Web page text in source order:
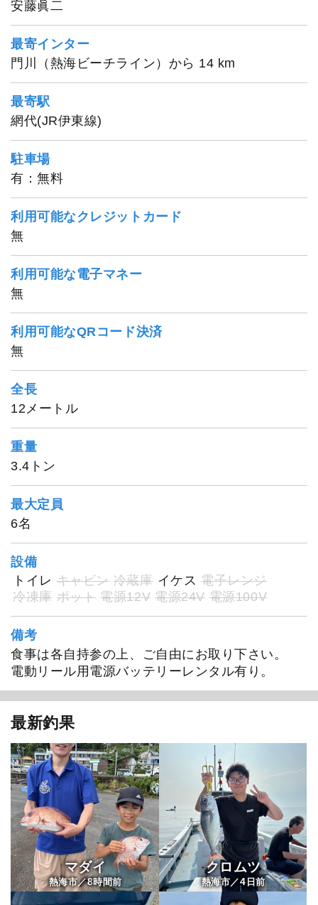
安藤眞二
最寄インター
門川（熱海ビーチライン）から 14 km
最寄駅
網代(JR伊東線)
駐車場
有：無料
利用可能なクレジットカード
無
利用可能な電子マネー
無
利用可能なQRコード決済
無
全長
12メートル
重量
3.4トン
最大定員
6名
設備
トイレ キャビン 冷蔵庫 イケス 電子レンジ
冷凍庫 ポット 電源12V 電源24V 電源100V
備考
食事は各自持参の上、ご自由にお取り下さい。
電動リール用電源バッテリーレンタル有り。
最新釣果
マダイ
熱海市／8時間前
クロムツ
熱海市／4 日前